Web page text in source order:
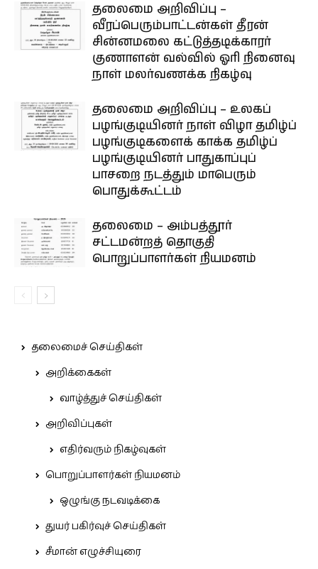
தலைமை அறிவிப்பு –
வீரப்பெரும்பாட்டன்கள் தீரன்
சின்னமலை கட்டுத்தடிக்காரர்
குணாளன் வல்வில் ஓரி நினைவு
நாள் மலர்வணக்க நிகழ்வு
தலைமை அறிவிப்பு – உலகப்
பழங்குடியினர் நாள் விழா தமிழ்ப்
பழங்குடிகளைக் காக்க தமிழ்ப்
பழங்குடியினர் பாதுகாப்புப்
பாசறை நடத்தும் மாபெரும்
பொதுக்கூட்டம்
தலைமை – அம்பத்தூர்
சட்டமன்றத் தொகுதி
பொறுப்பாளர்கள் நியமனம்
தலைமைச் செய்திகள்
அறிக்கைகள்
வாழ்த்துச் செய்திகள்
அறிவிப்புகள்
எதிர்வரும் நிகழ்வுகள்
பொறுப்பாளர்கள் நியமனம்
ஒழுங்கு நடவடிக்கை
துயர் பகிர்வுச் செய்திகள்
சீமான் எழுச்சியுரை